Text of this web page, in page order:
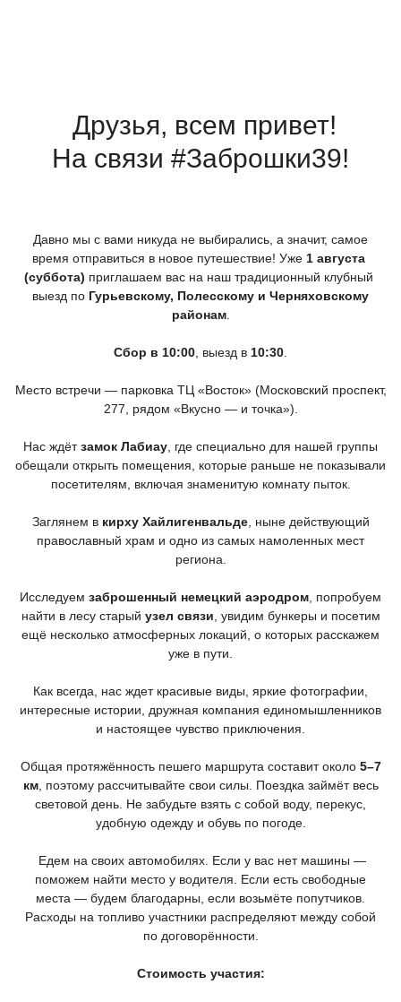
Друзья, всем привет!
На связи #Заброшки39!
Давно мы с вами никуда не выбирались, а значит, самое
время отправиться в новое путешествие! Уже 1 августа
(суббота) приглашаем вас на наш традиционный клубный
выезд по Гурьевскому, Полесскому и Черняховскому
районам.
Сбор в 10:00 , выезд в 10:30
Место встречи — парковка ТЦ «Восток» (Московский проспект,
277, рядом «Вкусно— и точка»).
Нас ждётзамок Лабиау , где специально для нашей группы
обещали открыть помещения, которые раньше не показывали
посетителям, включая знаменитую комнату пыток.
Заглянем в кирху Хайлигенвальде, ныне действующий
православный храм и одно из самых намоленных мест
региона.
Исследуем заброшенный немецкий аэродром , попробуем
найти в лесу старый узел связи , увидим бункеры и посетим
ещё несколько атмосферных локаций, о которых расскажем
уже в пути.
Как всегда, нас ждет красивые виды, яркие фотографии,
интересные истории, дружная компания единомышленников
и настоящее чувство приключения.
Общая протяжённость пешего маршрута составит около 5–7
км, поэтому рассчитывайте свои силы. Поездка займёт весь
световой день. Не забудьте взять с собой воду, перекус,
удобную одежду и обувь по погоде.
Едем на своих автомобилях. Если у вас нет машины —
поможем найти место у водителя. Если есть свободные
места — будем благодарны, если возьмёте попутчиков.
Расходы на топливо участники распределяют между собой
по договорённости.
Стоимость участия: